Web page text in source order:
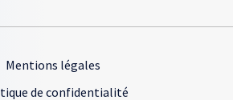
Mentions légales
de confidentialité